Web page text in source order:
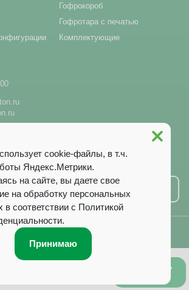
Гофрокороб
Гофротара с печатью
Комплектующие
Берега,
1А
Написать нам
ТД «Брянский Картон». Все права защищены.
Оформить
cookie-файлы, в т.ч.
Яндекс.Метрики.
на сайте, вы даете свое
на обработку персональных
в соответствии с Политикой
.
Принимаю